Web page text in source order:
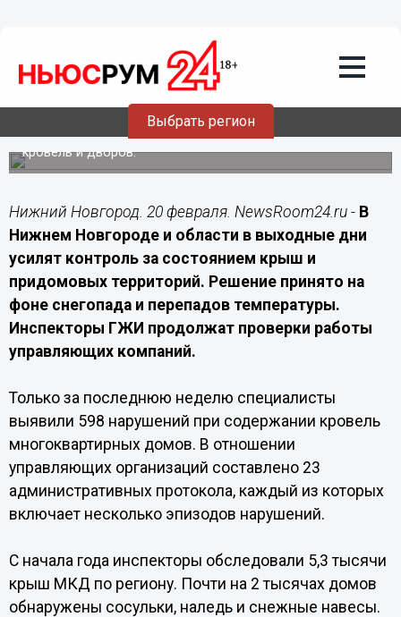
Выбрать регион
В Нижнем Новгороде усилят проверки
крыш из-за снегопада
Госжилинспекция продолжит рейды в выходные и
проверит работу управляющих компаний по очистке
кровель и дворов.
Нижний Новгород. 20 февраля. NewsRoom24.ru - В
Нижнем Новгороде и области в выходные дни
усилят контроль за состоянием крыш и
придомовых территорий. Решение принято на
фоне снегопада и перепадов температуры.
Инспекторы ГЖИ продолжат проверки работы
управляющих компаний.
Только за последнюю неделю специалисты
выявили 598 нарушений при содержании кровель
многоквартирных домов. В отношении
управляющих организаций составлено 23
административных протокола, каждый из которых
включает несколько эпизодов нарушений.
С начала года инспекторы обследовали 5,3 тысячи
крыш МКД по региону. Почти на 2 тысячах домов
обнаружены сосульки, наледь и снежные навесы.